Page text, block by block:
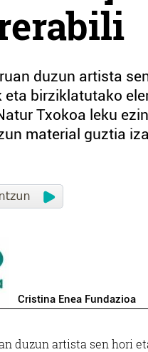
duzun artista
eta birziklatutako
Txokoa leku
material guztia
Cristina Enea Fundazioa
duzun artista sen hori